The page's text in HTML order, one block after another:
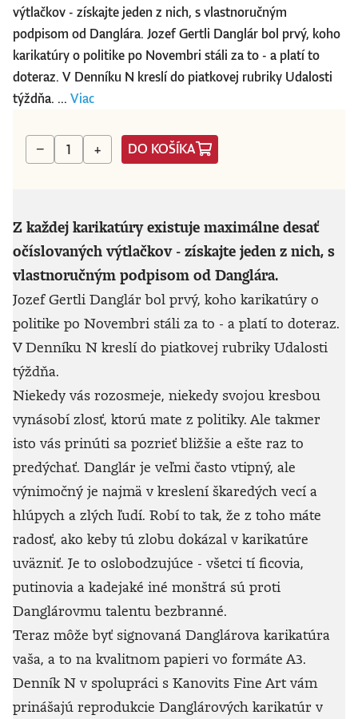
výtlačkov - získajte jeden z nich, s vlastnoručným
podpisom od Danglára. Jozef Gertli Danglár bol prvý, koho
karikatúry o politike po Novembri stáli za to - a platí to
doteraz. V Denníku N kreslí do piatkovej rubriky Udalosti
týždňa. ... Viac
− + DO KOŠÍKA
Z každej karikatúry existuje maximálne desať
očíslovaných výtlačkov - získajte jeden z nich, s
vlastnoručným podpisom od Danglára.
Jozef Gertli Danglár bol prvý, koho karikatúry o
politike po Novembri stáli za to - a platí to doteraz.
V Denníku N kreslí do piatkovej rubriky Udalosti
týždňa.
Niekedy vás rozosmeje, niekedy svojou kresbou
vynásobí zlosť, ktorú mate z politiky. Ale takmer
isto vás prinúti sa pozrieť bližšie a ešte raz to
predýchať. Danglár je veľmi často vtipný, ale
výnimočný je najmä v kreslení škaredých vecí a
hlúpych a zlých ľudí. Robí to tak, že z toho máte
radosť, ako keby tú zlobu dokázal v karikatúre
uväzniť. Je to oslobodzujúce - všetci tí ficovia,
putinovia a kadejaké iné monštrá sú proti
Danglárovmu talentu bezbranné.
Teraz môže byť signovaná Danglárova karikatúra
vaša, a to na kvalitnom papieri vo formáte A3.
Denník N v spolupráci s Kanovits Fine Art vám
prinášajú reprodukcie Danglárových karikatúr v